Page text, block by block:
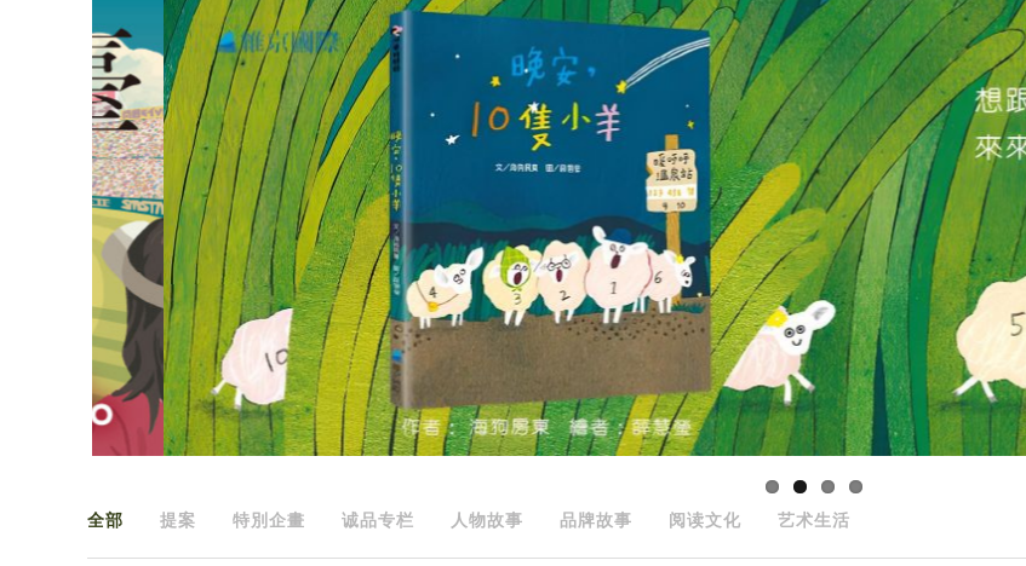
全部 提案 特別企畫 诚品专栏 人物故事 品牌故事 阅读文化 艺术生活